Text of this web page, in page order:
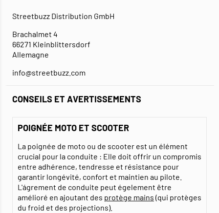
Streetbuzz Distribution GmbH
Brachalmet 4
66271 Kleinblittersdorf
Allemagne
info@streetbuzz.com
CONSEILS ET AVERTISSEMENTS
POIGNÉE MOTO ET SCOOTER
La poignée de moto ou de scooter est un élément
crucial pour la conduite : Elle doit offrir un compromis
entre adhérence, tendresse et résistance pour
garantir longévité, confort et maintien au pilote.
L'ágrement de conduite peut égelement être
amélioré en ajoutant des protège mains (qui protèges
du froid et des projections).